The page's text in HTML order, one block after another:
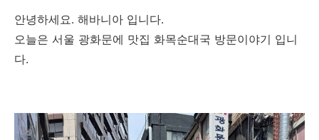
안녕하세요. 해바니아 입니다.
오늘은 서울 광화문에 맛집 화목순대국 방문이야기 입니
다.